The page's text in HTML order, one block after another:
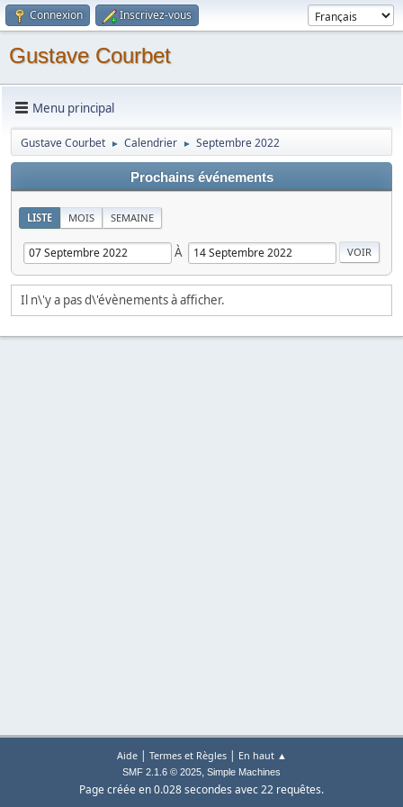
Connexion Inscrivez-vous
Gustave Courbet
Menu principal
Gustave Courbet ► Calendrier ► Septembre 2022
Prochains événements
LISTE MOIS SEMAINE
À
Il n\'y a pas d\'évènements à afficher.
Aide| Termes et Règles| En haut ▲
SMF 2.1.6 © 2025, Simple Machines
Page créée en 0.028 secondes avec 22 requêtes.